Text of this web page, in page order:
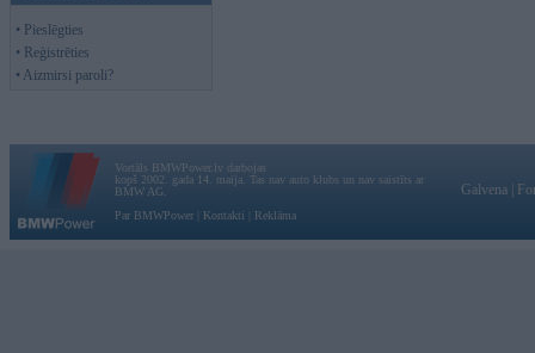
• Pieslēgties
• Reģistrēties
• Aizmirsi paroli?
Vortāls BMWPower.lv darbojas
kopš 2002. gada 14. maija. Tas nav auto klubs un nav saistīts ar
BMW AG.
Par BMWPower
Kontakti Reklāma
Galvena